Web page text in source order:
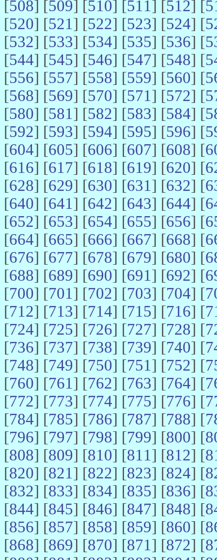
[508] [509] [510] [511] [512] [
[520] [521] [522] [523] [524] [
[532] [533] [534] [535] [536] [
[544] [545] [546] [547] [548] [
[556] [557] [558] [559] [560] [
[568] [569] [570] [571] [572] [
[580] [581] [582] [583] [584] [
[592] [593] [594] [595] [596] [
[604] [605] [606] [607] [608] [
[616] [617] [618] [619] [620] [
[628] [629] [630] [631] [632] [
[640] [641] [642] [643] [644] [
[652] [653] [654] [655] [656] [
[664] [665] [666] [667] [668] [
[676] [677] [678] [679] [680] [
[688] [689] [690] [691] [692] [
[700] [701] [702] [703] [704] [
[712] [713] [714] [715] [716] [
[724] [725] [726] [727] [728] [
[736] [737] [738] [739] [740] [
[748] [749] [750] [751] [752] [
[760] [761] [762] [763] [764] [
[772] [773] [774] [775] [776] [
[784] [785] [786] [787] [788] [
[796] [797] [798] [799] [800] [
[808] [809] [810] [811] [812] [
[820] [821] [822] [823] [824] [
[832] [833] [834] [835] [836] [
[844] [845] [846] [847] [848] [
[856] [857] [858] [859] [860] [
[868] [869] [870] [871] [872] [